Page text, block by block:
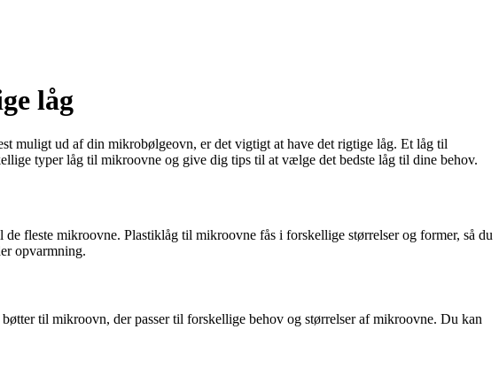
låg
muligt ud af din mikrobølgeovn, er det vigtigt at have det rigtige låg. Et låg til
typer låg til mikroovne og give dig tips til at vælge det bedste låg til dine behov.
fleste mikroovne. Plastiklåg til mikroovne fås i forskellige størrelser og former, så du
opvarmning.
til mikroovn, der passer til forskellige behov og størrelser af mikroovne. Du kan